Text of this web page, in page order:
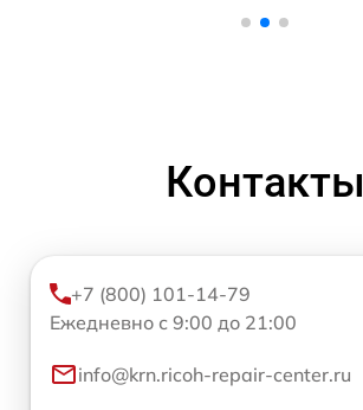
Контакты
+7 (800) 101-14-79
Ежедневно с 9:00 до 21:00
info@krn.ricoh-repair-center.ru